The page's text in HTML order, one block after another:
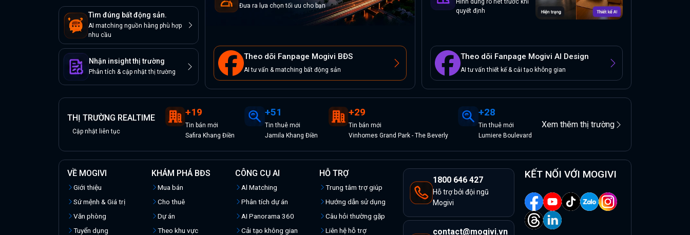
Tìm đúng bất động sản.
AI matching nguồn hàng phù hợp
nhu cầu
Nhận insight thị trường
Phân tích & cập nhật thị trường
Đưa ra lựa chọn tối ưu cho bạn
Theo dõi Fanpage Mogivi BĐS
AI tư vấn & matching bất động sản
Hình dung rõ nét trước khi
quyết định
Theo dõi Fanpage Mogivi AI Design
AI tư vấn thiết kế & cải tạo không gian
THỊ TRƯỜNG REALTIME
Cập nhật liên tục
+19
Tin bán mới
Safira Khang Điền
+51
Tinthuê mới
Jamila Khang Điền
+29
Tin bán mới
Vinhomes Grand Park - The Beverly
+28
Tinthuêmới
Lumiere Boulevard
Xem thêm thị trường
VỀ MOGIVI
Giới thiệu
Sứ mệnh & Giá trị
Văn phòng
Tuyển dụng
KHÁM PHÁ BĐS
Mua bán
Cho thuê
Dự án
Theo khu vực
CÔNG CỤ AI
Al Matching
Phân tích dự án
AI Panorama 360
Cải tạo không gian
HỖ TRỢ
Trung tâm trợ giúp
Hướng dẫn sử dụng
Câu hỏi thường gặp
Liên hệ hỗ trợ
1800 646 427
Hỗ trợ bởi đội ngũ
Mogivi
contact@mogivi.vn
KẾT NỐI VỚI MOGIVI